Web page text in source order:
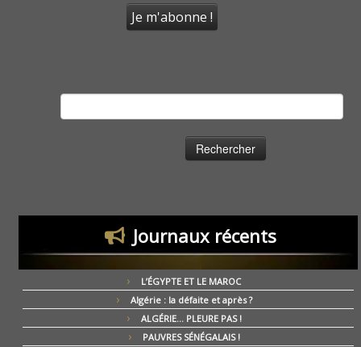
Journaux récents
L’ÉGYPTE ET LE MAROC
Algérie : la défaite et après ?
ALGÉRIE… PLEURE PAS !
PAUVRES SÉNÉGALAIS !